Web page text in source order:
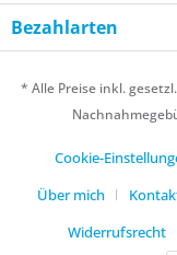
Bezahlarten
* Alle Preise inkl.
Cookie-
Über mich
Widerrufsrecht